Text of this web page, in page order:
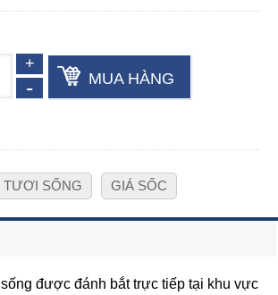
MUA HÀNG
TƯƠI SỐNG GIÁ SỐC
sống được đánh bắt trực tiếp tại khu vực